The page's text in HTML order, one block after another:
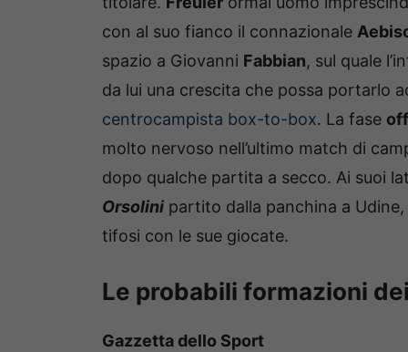
con al suo fianco il connazionale
spazio a Giovanni Fabbian, sul quale
da lui una crescita che possa portarlo
centrocampista box-to-box. La fase
molto nervoso nell’ultimo match di
dopo qualche partita a secco. Ai suoi
Orsolini partito dalla panchina a
tifosi con le sue giocate.
Le probabili formazioni
Gazzetta dello Sport